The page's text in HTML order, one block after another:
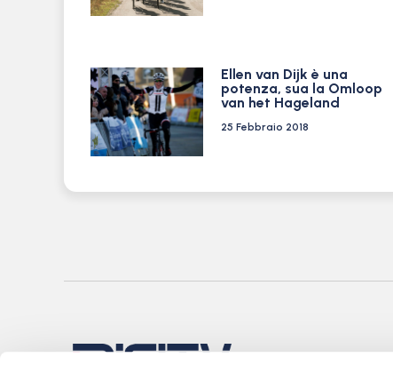
Ellen van Dijk è una
potenza, sua la Omloop
van het Hageland
25 Febbraio 2018